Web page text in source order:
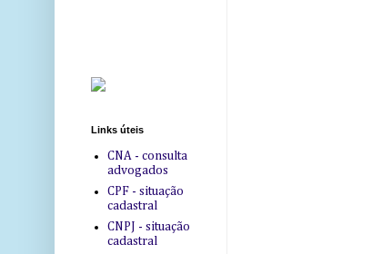
Links úteis
CNA - consulta
advogados
CPF - situação
cadastral
CNPJ - situação
cadastral